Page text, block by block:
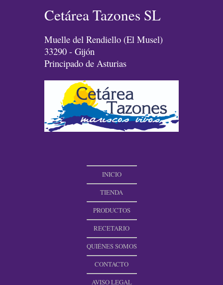
Cetárea Tazones SL
Muelle del Rendiello (El Musel)
33290 - Gijón
Principado de Asturias
INICIO
TIENDA
PRODUCTOS
RECETARIO
QUIÉNES SOMOS
CONTACTO
AVISO LEGAL